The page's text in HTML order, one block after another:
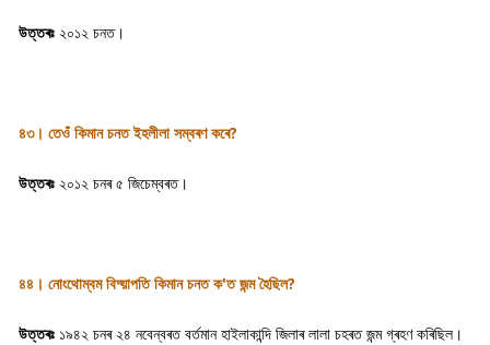
উত্তৰঃ ২০১২ চনত।
৪৩। তেওঁ কিমান চনত ইহলীলা সম্বৰণ কৰে?
উত্তৰঃ ২০১২ চনৰ ৫ জিচেম্বৰত।
৪৪। নোংথোম্বম বিদ্য়াপতি কিমান চনত ক'ত জন্ম হৈছিল?
উত্তৰঃ ১৯৪২ চনৰ ২৪ নবেন্বৰত বৰ্তমান হাইলাকান্দি জিলাৰ লালা চহৰত জন্ম গ্ৰহণ কৰিছিল।